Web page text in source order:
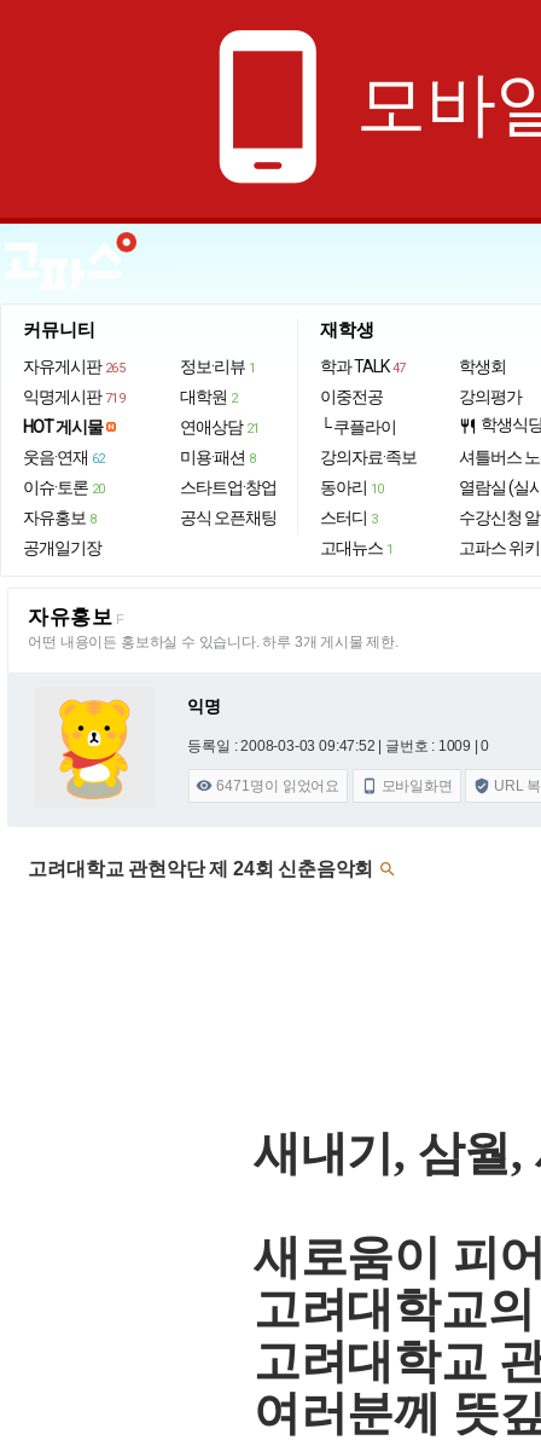
phone_android 모바
커뮤니티
자유게시판 265
익명게시판 719
HOT 게시물
웃음·연재 62
이슈·토론 20
자유홍보 8
공개일기장
정보·리뷰 1
대학원 2
연애상담 21
미용·패션 8
스타트업·창업
공식 오픈채팅
재학생
학과 TALK 47
이중전공
└ 쿠플라이
강의자료·족보
동아리 10
스터디 3
고대뉴스 1
학생회
강의평가
restaurant 학생식
셔틀버스
열람실 (실
수강신청
고파스 위키
자유홍보 F
어떤 내용이든 홍보하실 수 있습니다. 하루 3개 게시물 제한.
익명
등록일 : 2008-03-03 09:47:52 | 글번호 : 1009 | 0
 6471명이 읽었어요  모바일화면  URL
고려대학교 관현악단 제 24회 신춘음악회 
새내기, 삼월,
새로움이 피어나
고려대학교의 대
고려대학교 관
여러분께 뜻깊은